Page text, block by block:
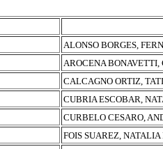
ALONSO BORGES,
AROCENA
CALCAGNO ORTIZ,
CUBRIA ESCOBAR,
CURBELO CESARO,
FOIS SUAREZ,